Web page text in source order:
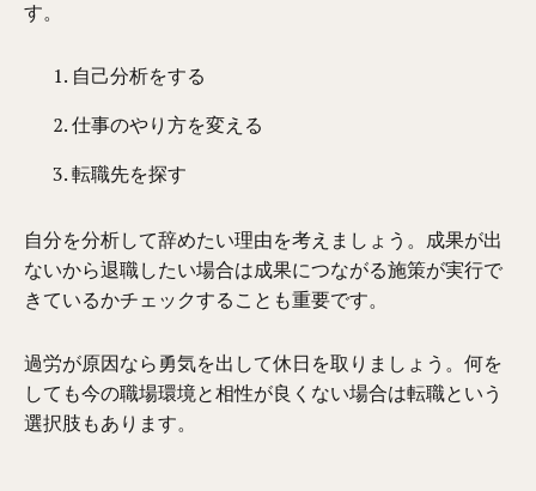
す。
自己分析をする
仕事のやり方を変える
転職先を探す
自分を分析して辞めたい理由を考えましょう。成果が出
ないから退職したい場合は成果につながる施策が実行で
きているかチェックすることも重要です。
過労が原因なら勇気を出して休日を取りましょう。何を
しても今の職場環境と相性が良くない場合は転職という
選択肢もあります。